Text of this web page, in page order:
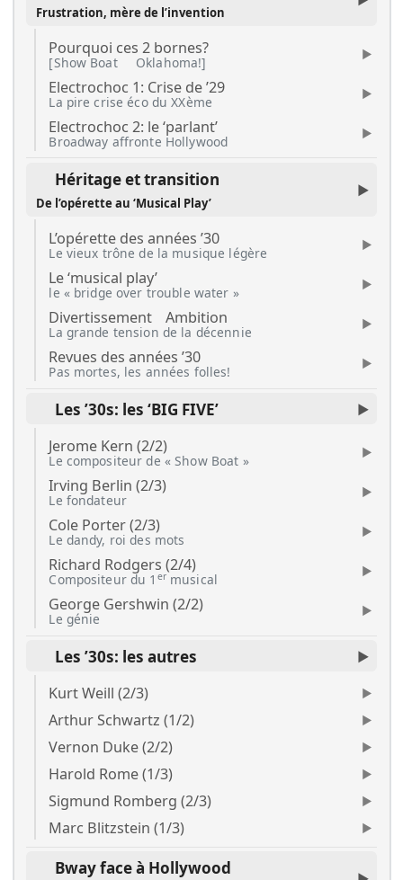
Frustration, mère de l’invention
Pourquoi ces 2 bornes?
[Show Boat Oklahoma!]
Electrochoc 1: Crise de ’29
La pire crise éco du XXème
Electrochoc 2: le ‘parlant’
Broadway affronte Hollywood
Héritage et transition
De l’opérette au ‘Musical Play’
L’opérette des années ’30
Le vieux trône de la musique légère
Le ‘musical play’
le « bridge over trouble water »
Divertissement Ambition
La grande tension de la décennie
Revues des années ’30
Pas mortes, les années folles!
Les ’30s: les ‘BIG FIVE’
Jerome Kern (2/2)
Le compositeur de « Show Boat »
Irving Berlin (2/3)
Le fondateur
Cole Porter (2/3)
Le dandy, roi des mots
Richard Rodgers (2/4)
Compositeur du 1 ermusical
George Gershwin (2/2)
Le génie
Les ’30s: les autres
Kurt Weill (2/3)
Arthur Schwartz (1/2)
Vernon Duke (2/2)
Harold Rome (1/3)
Sigmund Romberg (2/3)
Marc Blitzstein (1/3)
Bway face à Hollywood